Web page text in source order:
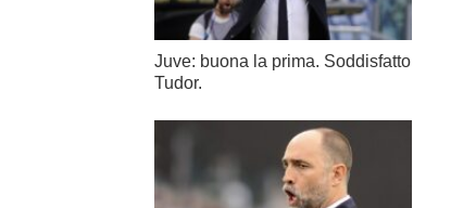
Juve: buona la prima. Soddisfatto
Tudor.